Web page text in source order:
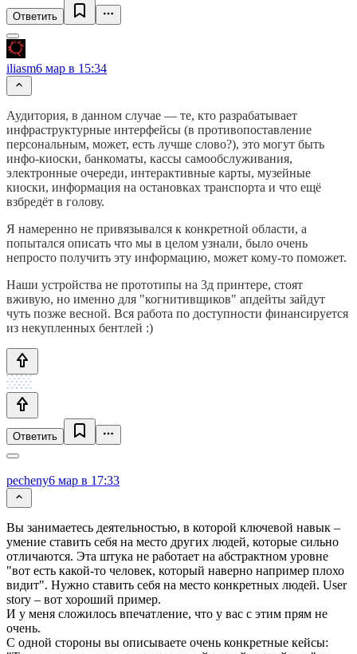
Ответить
iliasm6 мар в 15:34
Аудитория, в данном случае — те, кто разрабатывает
инфраструктурные интерфейсы (в противопоставление
персональным, может, есть лучше слово?), это могут быть
инфо-киоски, банкоматы, кассы самообслуживания,
электронные очереди, интерактивные карты, музейные
киоски, информация на остановках транспорта и что ещё
взбредёт в голову.
Я намеренно не привязывался к конкретной области, а
попытался описать что мы в целом узнали, было очень
непросто получить эту информацию, может кому-то поможет.
Наши устройства не прототипы на 3д принтере, стоят
вживую, но именно для "когнитивщиков" апдейты зайдут
чуть позже весной. Вся работа по доступности финансируется
из некупленных бентлей :)
Ответить
pecheny6 мар в 17:33
Вы занимаетесь деятельностью, в которой ключевой навык –
умение ставить себя на место других людей, которые сильно
отличаются. Эта штука не работает на абстрактном уровне
"вот есть какой-то человек, который наверно например плохо
видит". Нужно ставить себя на место конкретных людей. User
story – вот хороший пример.
И у меня сложилось впечатление, что у вас с этим прям не
очень.
С одной стороны вы описываете очень конкретные кейсы: